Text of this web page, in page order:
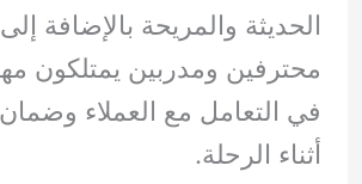
الحديثة والمريحة بالإضافة
محترفين ومدربين يمتلكون
في التعامل مع العملاء
أثناء الرحلة.